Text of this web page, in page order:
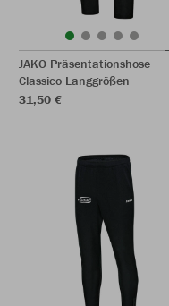
JAKO Präsentationshose
Classico Langgrößen
31,50 €